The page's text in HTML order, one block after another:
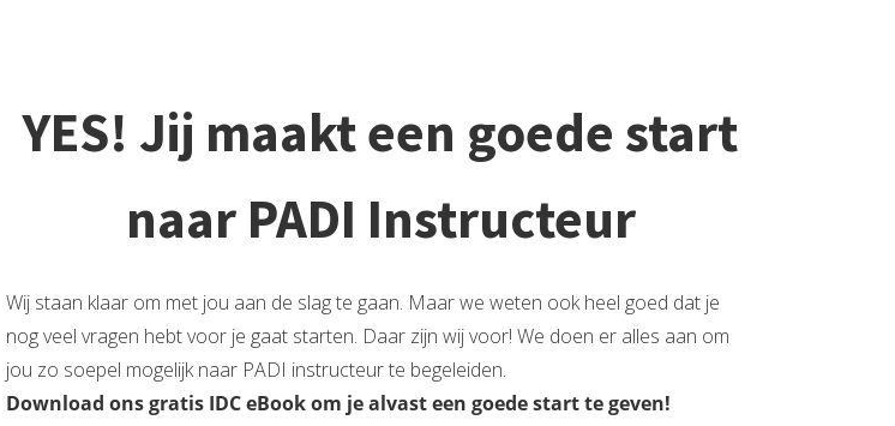
YES! Jij maakt een goede start
naar PADI Instructeur
Wij staan klaar om met jou aan de slag te gaan. Maar we weten ook heel goed dat je
nog veel vragen hebt voor je gaat starten. Daar zijn wij voor! We doen er alles aan om
jou zo soepel mogelijk naar PADI instructeur te begeleiden.
Download ons gratis IDC eBook om je alvast een goede start te geven!